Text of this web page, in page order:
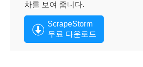
차를 보여 줍니다.
ScrapeStorm
무료 다운로드